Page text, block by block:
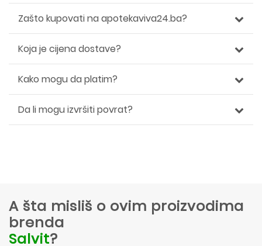
Zašto kupovati na apotekaviva24.ba?
Koja je cijena dostave?
Kako mogu da platim?
Da li mogu izvršiti povrat?
A šta misliš o ovim proizvodima
brenda
Salvit?